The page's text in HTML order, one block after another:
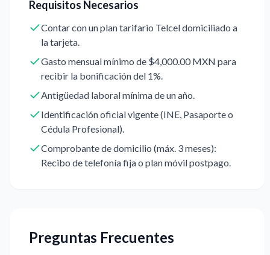
Requisitos Necesarios
Contar con un plan tarifario Telcel domiciliado a
la tarjeta.
Gasto mensual mínimo de $4,000.00 MXN para
recibir la bonificación del 1%.
Antigüedad laboral mínima de un año.
Identificación oficial vigente (INE, Pasaporte o
Cédula Profesional).
Comprobante de domicilio (máx. 3 meses):
Recibo de telefonía fija o plan móvil postpago.
Preguntas Frecuentes